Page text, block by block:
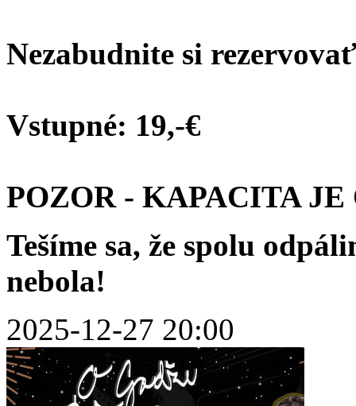
Nezabudnite si
Vstupné: 19,-€
POZOR - KAPACITA
Tešíme sa, že spolu
nebola!
2025-12-27 20:00